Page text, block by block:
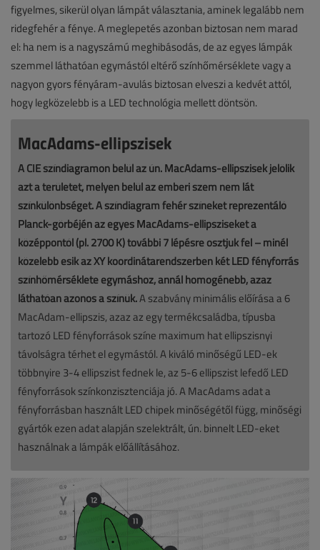
figyelmes, sikerül olyan lámpát választania, aminek legalább nem
ridegfehér a fénye. A meglepetés azonban biztosan nem marad
el: ha nem is a nagyszámú meghibásodás, de az egyes lámpák
szemmel láthatóan egymástól eltérő színhőmérséklete vagy a
nagyon gyors fényáram-avulás biztosan elveszi a kedvét attól,
hogy legközelebb is a LED technológia mellett döntsön.
MacAdams-ellipszisek
A CIE színdiagramon belül az ún. MacAdams-ellipszisek jelölik
azt a területet, melyen belül az emberi szem nem lát
színkülönbséget. A színdiagram fehér színeket reprezentáló
Planck-görbéjén az egyes MacAdams-ellipsziseket a
középpontól (pl. 2700 K) további 7 lépésre osztjuk fel – minél
közelebb esik az XY koordinátarendszerben két LED fényforrás
színhőmérséklete egymáshoz, annál homogénebb, azaz
láthatóan azonos a színük.A szabvány minimális előírása a 6
MacAdam-ellipszis, azaz az egy termékcsaládba, típusba
tartozó LED fényforrások színe maximum hat ellipszisnyi
távolságra térhet el egymástól. A kiváló minőségű LED-ek
többnyire 3-4 ellipszist fednek le, az 5-6 ellipszist lefedő LED
fényforrások színkonzisztenciája jó. A MacAdams adat a
fényforrásban használt LED chipek minőségétől függ, minőségi
gyártók ezen adat alapján szelektrált, ún. binnelt LED-eket
használnak a lámpák előállításához.